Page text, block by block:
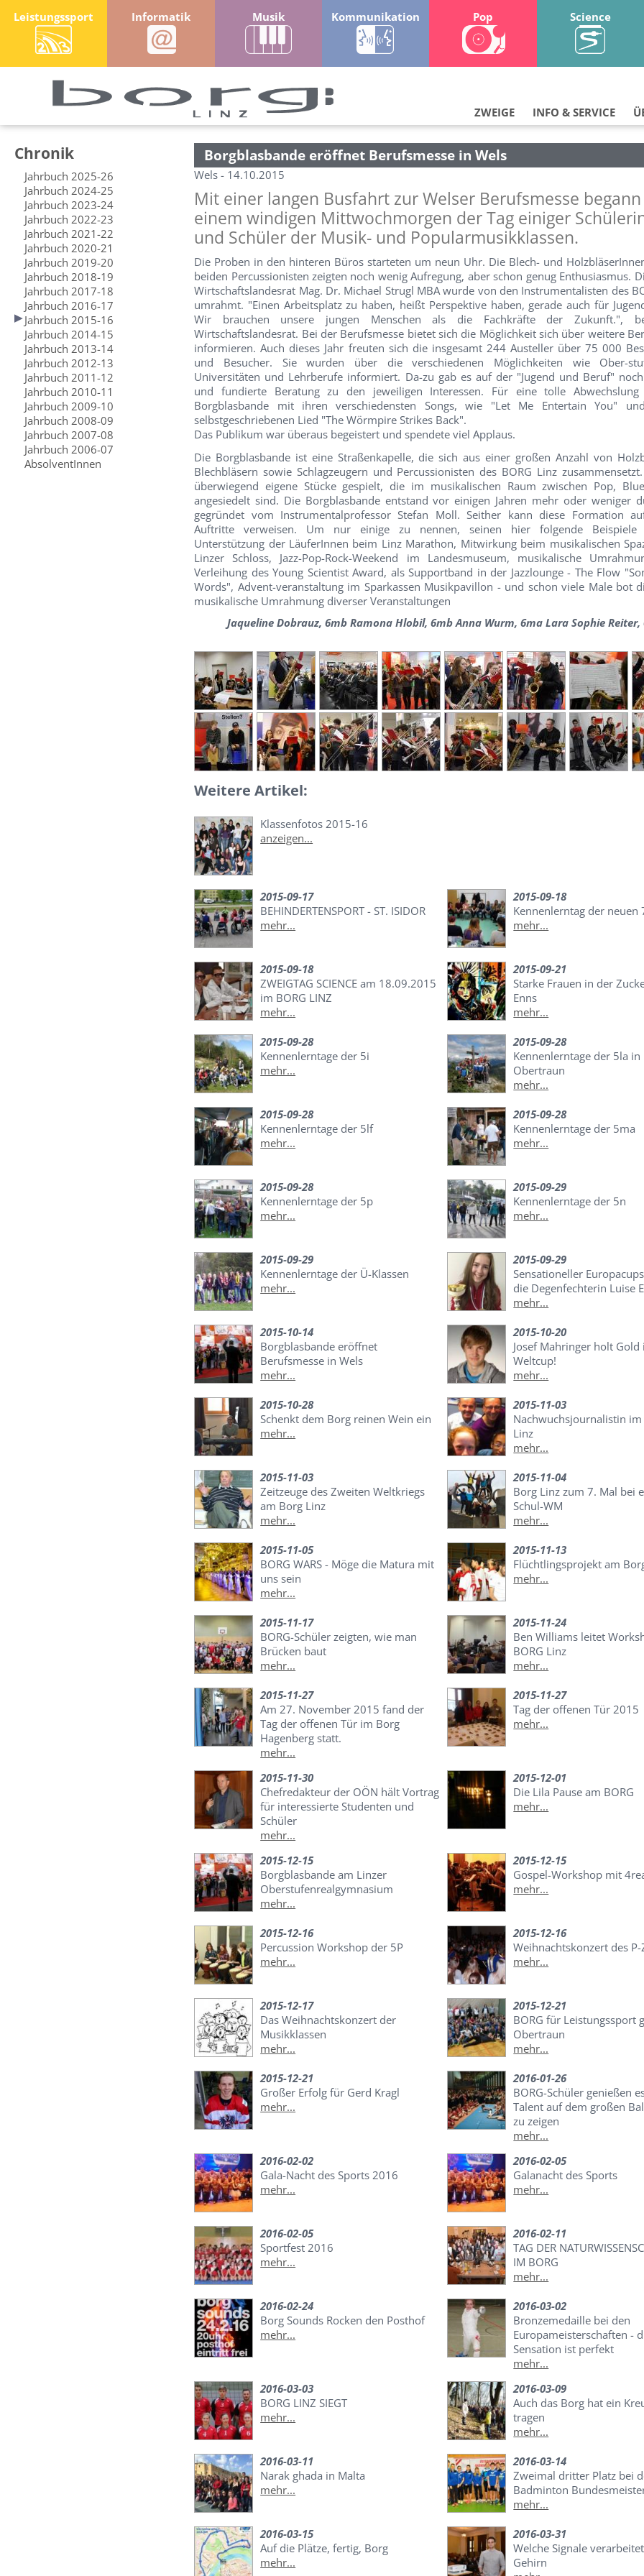
Leistungssport Informatik Musik Kommunikation Pop Science
INFO & SERVICE
ZWEIGE
Chronik
Jahrbuch 2025-26
Jahrbuch 2024-25
Jahrbuch 2023-24
Jahrbuch 2022-23
Jahrbuch 2021-22
Jahrbuch 2020-21
Jahrbuch 2019-20
Jahrbuch 2018-19
Jahrbuch 2017-18
Jahrbuch 2016-17
Jahrbuch 2015-16
Jahrbuch 2014-15
Jahrbuch 2013-14
Jahrbuch 2012-13
Jahrbuch 2011-12
Jahrbuch 2010-11
Jahrbuch 2009-10
Jahrbuch 2008-09
Jahrbuch 2007-08
Jahrbuch 2006-07
AbsolventInnen
Borgblasbande eröffnet Berufsmesse in Wels
Wels - 14.10.2015
Mit einer langen Busfahrt zur Welser Berufsmesse
einem windigen Mittwochmorgen der Tag einiger
und Schüler der Musik- und Popularmusikklassen.
Die Proben in den hinteren Büros starteten um neun Uhr. Die Blech- und
beiden Percussionisten zeigten noch wenig Aufregung, aber schon genug Enthusiasmus.
Wirtschaftslandesrat Mag. Dr. Michael Strugl MBA wurde von den Instrumentalisten des
umrahmt. "Einen Arbeitsplatz zu haben, heißt Perspektive haben, gerade auch für
Wir brauchen unsere jungen Menschen als die Fachkräfte der Zukunft.",
Wirtschaftslandesrat. Bei der Berufsmesse bietet sich die Möglichkeit sich über weitere
informieren. Auch dieses Jahr freuten sich die insgesamt 244 Austeller über 75 000
und Besucher. Sie wurden über die verschiedenen Möglichkeiten wie Ober-
Universitäten und Lehrberufe informiert. Da-zu gab es auf der "Jugend und Beruf"
und fundierte Beratung zu den jeweiligen Interessen. Für eine tolle
Borgblasbande mit ihren verschiedensten Songs, wie "Let Me Entertain You"
selbstgeschriebenen Lied "The Wörmpire Strikes Back".
Das Publikum war überaus begeistert und spendete viel Applaus.
Die Borgblasbande ist eine Straßenkapelle, die sich aus einer großen Anzahl von
Blechbläsern sowie Schlagzeugern und Percussionisten des BORG Linz
überwiegend eigene Stücke gespielt, die im musikalischen Raum zwischen Pop,
angesiedelt sind. Die Borgblasbande entstand vor einigen Jahren mehr oder weniger
gegründet vom Instrumentalprofessor Stefan Moll. Seither kann diese Formation
Auftritte verweisen. Um nur einige zu nennen, seinen hier folgende Beispiele
Unterstützung der LäuferInnen beim Linz Marathon, Mitwirkung beim musikalischen
Linzer Schloss, Jazz-Pop-Rock-Weekend im Landesmuseum, musikalische
Verleihung des Young Scientist Award, als Supportband in der Jazzlounge - The Flow
Words", Advent-veranstaltung im Sparkassen Musikpavillon - und schon viele Male bot
musikalische Umrahmung diverser Veranstaltungen
Jaqueline Dobrauz, 6mb Ramona Hlobil, 6mb Anna Wurm, 6ma Lara Sophie
Weitere Artikel:
Klassenfotos 2015-16
anzeigen...
2015-09-17
BEHINDERTENSPORT - ST. ISIDOR
mehr...
2015-09-18
Kennenlerntag der neuen
mehr...
2015-09-18
ZWEIGTAG SCIENCE am 18.09.2015
im BORG LINZ
mehr...
2015-09-21
Starke Frauen in der
Enns
mehr...
2015-09-28
Kennenlerntage der 5i
mehr...
2015-09-28
Kennenlerntage der 5la in
Obertraun
mehr...
2015-09-28
Kennenlerntage der 5lf
mehr...
2015-09-28
Kennenlerntage der 5ma
mehr...
2015-09-28
Kennenlerntage der 5p
mehr...
2015-09-29
Kennenlerntage der 5n
mehr...
2015-09-29
Kennenlerntage der Ü-Klassen
mehr...
2015-09-29
Sensationeller
die Degenfechterin Luise
mehr...
2015-10-14
Borgblasbande eröffnet
Berufsmesse in Wels
mehr...
2015-10-20
Josef Mahringer holt Gold
Weltcup!
mehr...
2015-10-28
Schenkt dem Borg reinen Wein ein
mehr...
2015-11-03
Nachwuchsjournalistin im
Linz
mehr...
2015-11-03
Zeitzeuge des Zweiten Weltkriegs
am Borg Linz
mehr...
2015-11-04
Borg Linz zum 7. Mal bei
Schul-WM
mehr...
2015-11-05
BORG WARS - Möge die Matura mit
uns sein
mehr...
2015-11-13
Flüchtlingsprojekt am
mehr...
2015-11-17
BORG-Schüler zeigten, wie man
Brücken baut
mehr...
2015-11-24
Ben Williams leitet
BORG Linz
mehr...
2015-11-27
Am 27. November 2015 fand der
Tag der offenen Tür im Borg
Hagenberg statt.
mehr...
2015-11-27
Tag der offenen Tür 2015
mehr...
2015-11-30
Chefredakteur der OÖN hält Vortrag
für interessierte Studenten und
Schüler
mehr...
2015-12-01
Die Lila Pause am BORG
mehr...
2015-12-15
Borgblasbande am Linzer
Oberstufenrealgymnasium
mehr...
2015-12-15
Gospel-Workshop mit
mehr...
2015-12-16
Percussion Workshop der 5P
mehr...
2015-12-16
Weihnachtskonzert des
mehr...
2015-12-17
Das Weihnachtskonzert der
Musikklassen
mehr...
2015-12-21
BORG für Leistungssport
Obertraun
mehr...
2015-12-21
Großer Erfolg für Gerd Kragl
mehr...
2016-01-26
BORG-Schüler genießen
Talent auf dem großen
zu zeigen
mehr...
2016-02-02
Gala-Nacht des Sports 2016
mehr...
2016-02-05
Galanacht des Sports
mehr...
2016-02-05
Sportfest 2016
mehr...
2016-02-11
TAG DER
IM BORG
mehr...
2016-02-24
Borg Sounds Rocken den Posthof
mehr...
2016-03-02
Bronzemedaille bei den
Europameisterschaften -
Sensation ist perfekt
mehr...
2016-03-03
BORG LINZ SIEGT
mehr...
2016-03-09
Auch das Borg hat ein
tragen
mehr...
2016-03-11
Narak ghada in Malta
mehr...
2016-03-14
Zweimal dritter Platz bei
Badminton
mehr...
2016-03-15
Auf die Plätze, fertig, Borg
mehr...
2016-03-31
Welche Signale
Gehirn